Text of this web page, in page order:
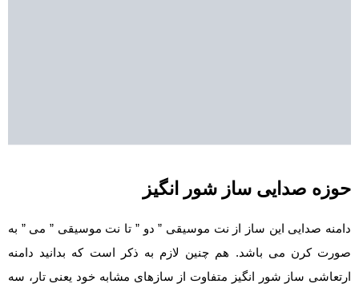
حوزه صدایی ساز شور انگیز
دامنه صدایی این ساز از نت موسیقی ” دو ” تا نت موسیقی ” می ” به
صورت کرن می باشد. هم چنین لازم به ذکر است که بدانید دامنه
ارتعاشی ساز شور انگیز متفاوت از سازهای مشابه خود یعنی تار، سه